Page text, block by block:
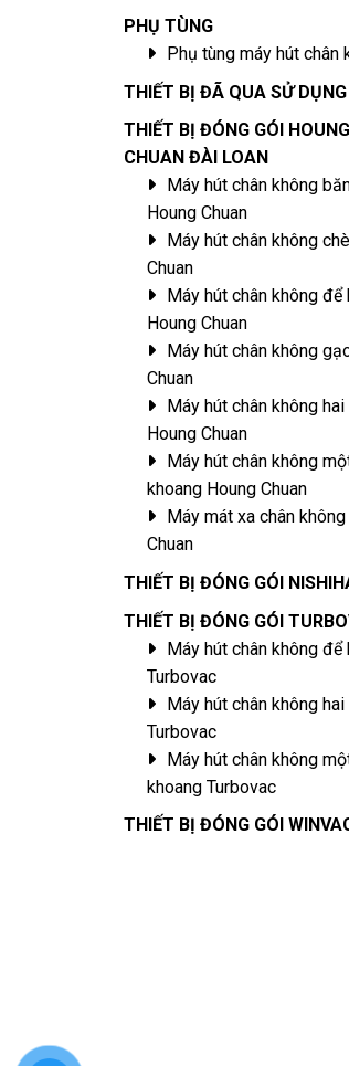
PHỤ TÙNG
Phụ tùng máy hút chân
THIẾT BỊ ĐÃ QUA SỬ DỤNG
THIẾT BỊ ĐÓNG GÓI HOUNG
CHUAN ĐÀI LOAN
Máy hút chân không
Houng Chuan
Máy hút chân không
Chuan
Máy hút chân không để
Houng Chuan
Máy hút chân không
Chuan
Máy hút chân không
Houng Chuan
Máy hút chân không
khoang Houng Chuan
Máy mát xa chân
Chuan
THIẾT BỊ ĐÓNG GÓI
THIẾT BỊ ĐÓNG GÓI
Máy hút chân không để
Turbovac
Máy hút chân không
Turbovac
Máy hút chân không
khoang Turbovac
THIẾT BỊ ĐÓNG GÓI